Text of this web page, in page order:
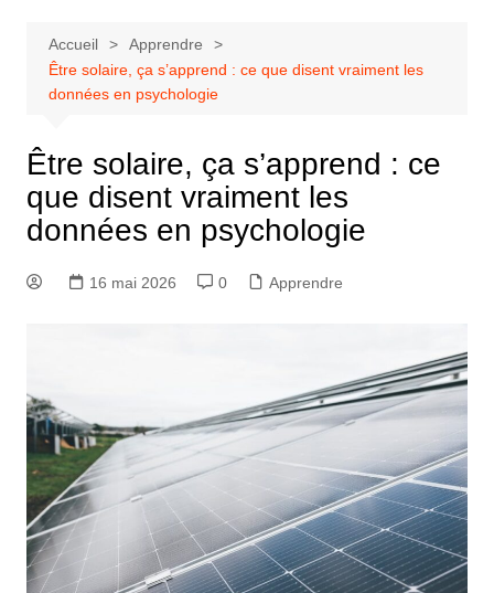
Accueil
Apprendre
Être solaire, ça s’apprend : ce que disent vraiment les
données en psychologie
Être solaire, ça s’apprend : ce
que disent vraiment les
données en psychologie
16 mai 2026 0 Apprendre